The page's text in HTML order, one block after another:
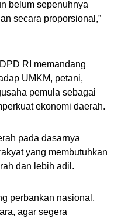
belum sepenuhnya
secara proporsional,”
RI memandang
UMKM, petani,
pemula sebagai
ekonomi daerah.
pada dasarnya
yang membutuhkan
dan lebih adil.
perbankan nasional,
agar segera